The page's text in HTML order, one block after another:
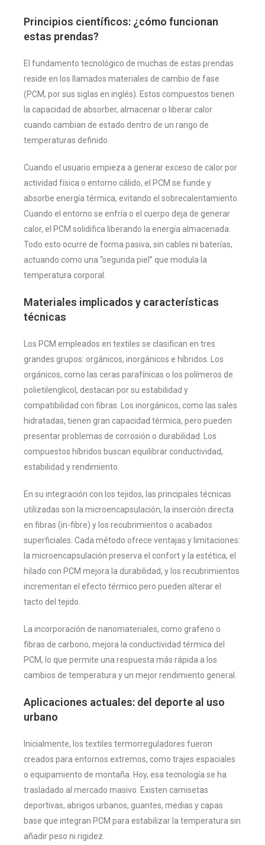
Principios científicos: ¿cómo funcionan
estas prendas?
El fundamento tecnológico de muchas de estas prendas
reside en los llamados materiales de cambio de fase
(PCM, por sus siglas en inglés). Estos compuestos tienen
la capacidad de absorber, almacenar o liberar calor
cuando cambian de estado dentro de un rango de
temperaturas definido.
Cuando el usuario empieza a generar exceso de calor por
actividad física o entorno cálido, el PCM se funde y
absorbe energía térmica, evitando el sobrecalentamiento.
Cuando el entorno se enfría o el cuerpo deja de generar
calor, el PCM solidifica liberando la energía almacenada.
Todo esto ocurre de forma pasiva, sin cables ni baterías,
actuando como una “segunda piel” que modula la
temperatura corporal.
Materiales implicados y características
técnicas
Los PCM empleados en textiles se clasifican en tres
grandes grupos: orgánicos, inorgánicos e híbridos. Los
orgánicos, como las ceras parafínicas o los polímeros de
polietilenglicol, destacan por su estabilidad y
compatibilidad con fibras. Los inorgánicos, como las sales
hidratadas, tienen gran capacidad térmica, pero pueden
presentar problemas de corrosión o durabilidad. Los
compuestos híbridos buscan equilibrar conductividad,
estabilidad y rendimiento.
En su integración con los tejidos, las principales técnicas
utilizadas son la microencapsulación, la inserción directa
en fibras (in-fibre) y los recubrimientos o acabados
superficiales. Cada método ofrece ventajas y limitaciones:
la microencapsulación preserva el confort y la estética, el
hilado con PCM mejora la durabilidad, y los recubrimientos
incrementan el efecto térmico pero pueden alterar el
tacto del tejido.
La incorporación de nanomateriales, como grafeno o
fibras de carbono, mejora la conductividad térmica del
PCM, lo que permite una respuesta más rápida a los
cambios de temperatura y un mejor rendimiento general.
Aplicaciones actuales: del deporte al uso
urbano
Inicialmente, los textiles termorreguladores fueron
creados para entornos extremos, como trajes espaciales
o equipamiento de montaña. Hoy, esa tecnología se ha
trasladado al mercado masivo. Existen camisetas
deportivas, abrigos urbanos, guantes, medias y capas
base que integran PCM para estabilizar la temperatura sin
añadir peso ni rigidez.